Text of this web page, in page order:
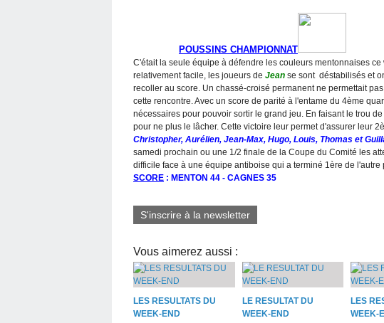
POUSSINS CHAMPIONNAT
C'était la seule équipe à défendre les couleurs mentonnaises
relativement facile, les joueurs de Jean se sont déstabilisés et
recoller au score. Un chassé-croisé permanent ne permettait
cette rencontre. Avec un score de parité à l'entame du 4ème
nécessaires pour pouvoir sortir le grand jeu. En faisant le trou
pour ne plus le lâcher. Cette victoire leur permet d'assurer leur
Christopher, Aurélien, Jean-Max, Hugo, Louis, Thomas et
samedi prochain ou une 1/2 finale de la Coupe du Comité les
difficile face à une équipe antiboise qui a terminé 1ère de
SCORE : MENTON 44 - CAGNES 35
S'inscrire à la newsletter
Vous aimerez aussi :
LES RESULTATS DU
WEEK-END
LE RESULTAT DU
WEEK-END
LES
WEEK-